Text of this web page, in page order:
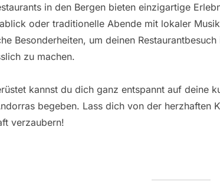
in den Bergen bieten einzigartige
oder traditionelle Abende mit lokaler
Besonderheiten, um deinen
zu machen.
kannst du dich ganz entspannt auf deine
begeben. Lass dich von der herzhaften
verzaubern!